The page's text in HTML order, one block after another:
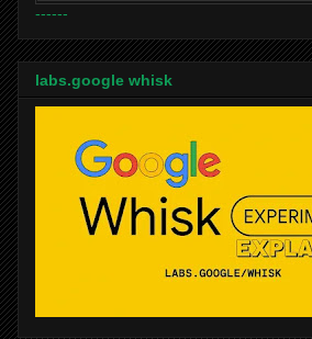
------
labs.google whisk